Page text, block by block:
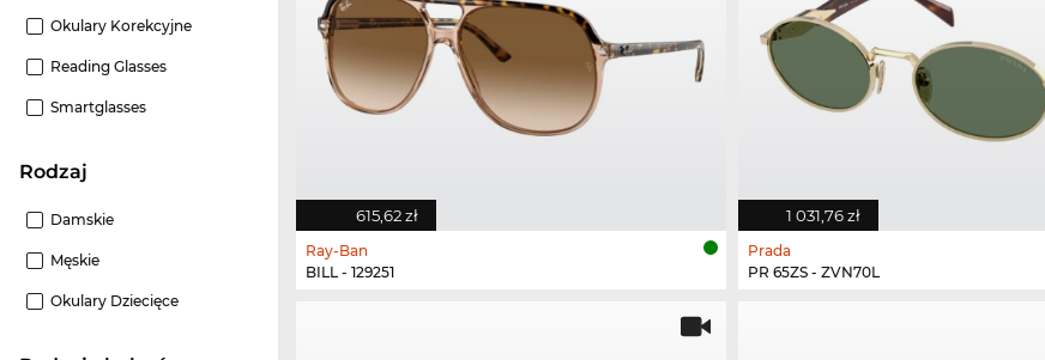
Okulary Korekcyjne
Reading Glasses
Smartglasses
Rodzaj
Damskie
Męskie
Okulary Dziecięce
615,62 zł
Ray-Ban
BILL - 129251
1 031,76 zł
Prada
PR 65ZS - ZVN70L